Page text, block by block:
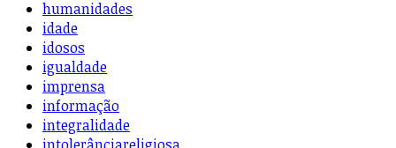
humanidades
idade
idosos
igualdade
imprensa
informação
integralidade